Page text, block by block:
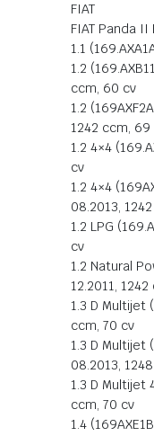
FIAT
FIAT Panda
1.1
1.2
ccm, 60 cv
1.2
1242 ccm, 69
1.2 4×4
cv
1.2 4×4
08.2013,
1.2 LPG
cv
1.2 Natural
12.2011,
1.3 D Multijet
ccm, 70 cv
1.3 D Multijet
08.2013,
1.3 D Multijet
ccm, 70 cv
1.4